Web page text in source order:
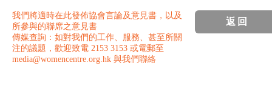
我們將適時在此發佈協會言論及意見書，以及
所參與的聯席之意見書
傳媒查詢：如對我們的工作、服務、甚至所關
注的議題，歡迎致電 2153 3153 或電郵至
media@womencentre.org.hk 與我們聯絡
返回